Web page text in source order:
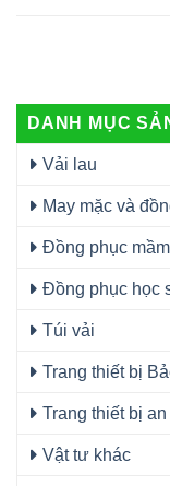
DANH MỤC
Vải lau
May mặc và
Đồng phục
Đồng phục học
Túi vải
Trang thiết bị
Trang thiết bị an
Vật tư khác